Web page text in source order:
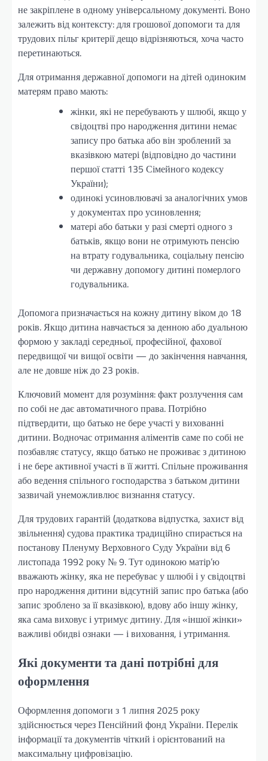
не закріплене в одному універсальному документі. Воно
залежить від контексту: для грошової допомоги та для
трудових пільг критерії дещо відрізняються, хоча часто
перетинаються.
Для отримання державної допомоги на дітей одиноким
матерям право мають:
жінки, які не перебувають у шлюбі, якщо у
свідоцтві про народження дитини немає
запису про батька або він зроблений за
вказівкою матері (відповідно до частини
першої статті 135 Сімейного кодексу
України);
одинокі усиновлювачі за аналогічних умов
у документах про усиновлення;
матері або батьки у разі смерті одного з
батьків, якщо вони не отримують пенсію
на втрату годувальника, соціальну пенсію
чи державну допомогу дитині померлого
годувальника.
Допомога призначається на кожну дитину віком до 18
років. Якщо дитина навчається за денною або дуальною
формою у закладі середньої, професійної, фахової
передвищої чи вищої освіти — до закінчення навчання,
але не довше ніж до 23 років.
Ключовий момент для розуміння: факт розлучення сам
по собі не дає автоматичного права. Потрібно
підтвердити, що батько не бере участі у вихованні
дитини. Водночас отримання аліментів саме по собі не
позбавляє статусу, якщо батько не проживає з дитиною
і не бере активної участі в її житті. Спільне проживання
або ведення спільного господарства з батьком дитини
зазвичай унеможливлює визнання статусу.
Для трудових гарантій (додаткова відпустка, захист від
звільнення) судова практика традиційно спирається на
постанову Пленуму Верховного Суду України від 6
листопада 1992 року № 9. Тут одинокою матір’ю
вважають жінку, яка не перебуває у шлюбі і у свідоцтві
про народження дитини відсутній запис про батька (або
запис зроблено за її вказівкою), вдову або іншу жінку,
яка сама виховує і утримує дитину. Для «іншої жінки»
важливі обидві ознаки — і виховання, і утримання.
Які документи та дані потрібні для
оформлення
Оформлення допомоги з 1 липня 2025 року
здійснюється через Пенсійний фонд України. Перелік
інформації та документів чіткий і орієнтований на
максимальну цифровізацію.